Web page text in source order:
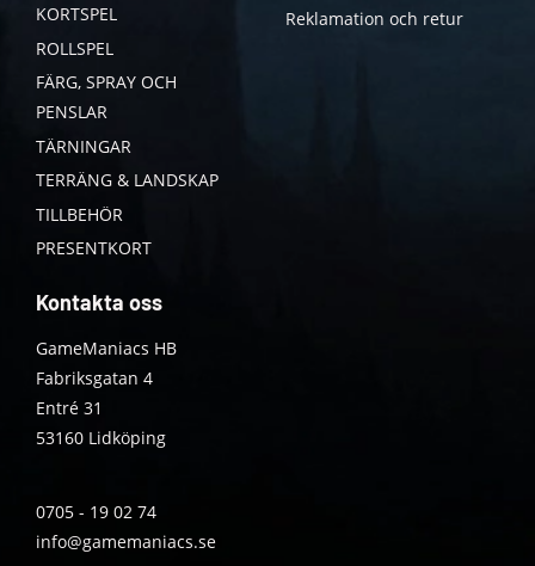
KORTSPEL
ROLLSPEL
FÄRG, SPRAY OCH
PENSLAR
TÄRNINGAR
TERRÄNG & LANDSKAP
TILLBEHÖR
PRESENTKORT
Reklamation och retur
Kontakta oss
GameManiacs HB
Fabriksgatan 4
Entré 31
53160 Lidköping
0705 - 19 02 74
info@gamemaniacs.se